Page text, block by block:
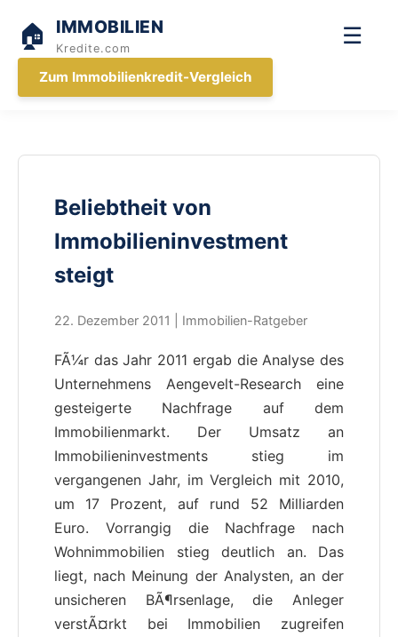
🏠 IMMOBILIEN
Kredite.com ☰
Zum Immobilienkredit-Vergleich
Beliebtheit von
Immobilieninvestment
steigt
22. Dezember 2011 | Immobilien-Ratgeber
FÃ¼r das Jahr 2011 ergab die Analyse des
Unternehmens Aengevelt-Research eine
gesteigerte Nachfrage auf dem
Immobilienmarkt. Der Umsatz an
Immobilieninvestments stieg im
vergangenen Jahr, im Vergleich mit 2010,
um 17 Prozent, auf rund 52 Milliarden
Euro. Vorrangig die Nachfrage nach
Wohnimmobilien stieg deutlich an. Das
liegt, nach Meinung der Analysten, an der
unsicheren BÃ¶rsenlage, die Anleger
verstÃ¤rkt bei Immobilien zugreifen